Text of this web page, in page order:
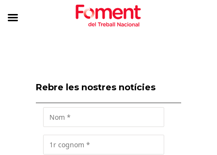
Rebre les nostres notícies